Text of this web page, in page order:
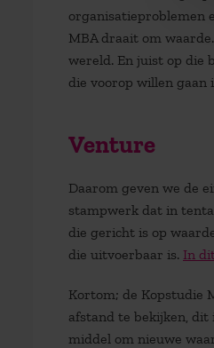
organisatieproblemen
MBA draait om
wereld. En juist op die
die voorop willen gaan
Venture
Daarom geven we de
stampwerk dat in
die gericht is op
die uitvoerbaar is. In
Kortom; de Kopstudie
afstand te bekijken, dit
middel om nieuwe